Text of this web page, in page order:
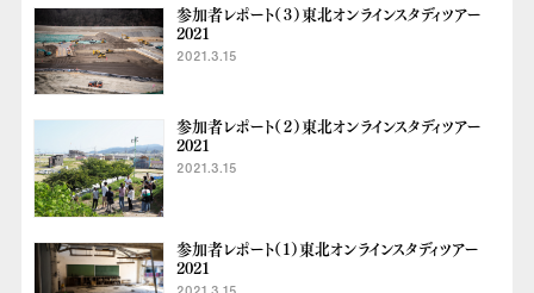
参加者レポート（３）東北オンラインスタディツアー
2021
2021.3.15
参加者レポート（２）東北オンラインスタディツアー
2021
2021.3.15
参加者レポート（１）東北オンラインスタディツアー
2021